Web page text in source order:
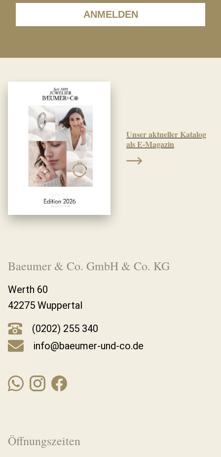
ANMELDEN
Unser aktueller Katalog
als E-Magazin
Baeumer & Co. GmbH & Co. KG
Werth 60
42275 Wuppertal
(0202) 255 340
info@baeumer-und-co.de
Öffnungszeiten